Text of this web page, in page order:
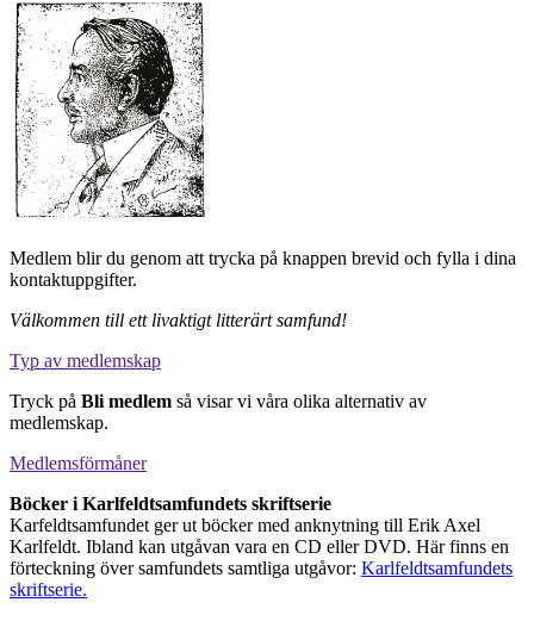
Medlem blir du genom att trycka på knappen brevid och fylla i dina
kontaktuppgifter.
Välkommen till ett livaktigt litterärt samfund!
Typ av medlemskap
Tryck på Bli medlem så visar vi våra olika alternativ av
medlemskap.
Medlemsförmåner
Böcker i Karlfeldtsamfundets skriftserie
Karfeldtsamfundet ger ut böcker med anknytning till Erik Axel
Karlfeldt. Ibland kan utgåvan vara en CD eller DVD. Här finns en
förteckning över samfundets samtliga utgåvor: Karlfeldtsamfundets
skriftserie.